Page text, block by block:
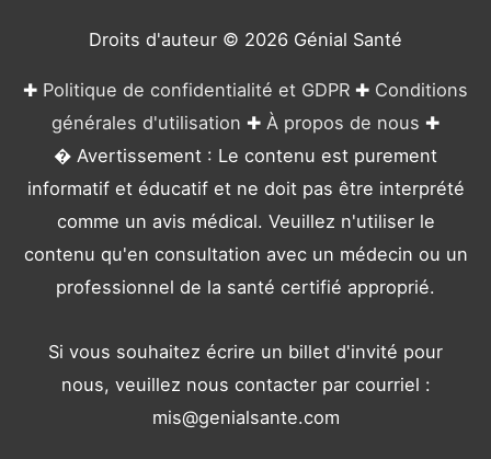
Droits d'auteur © 2026 Génial Santé
✚ Politique de confidentialité et GDPR ✚ Conditions
générales d'utilisation ✚ À propos de nous ✚
� Avertissement : Le contenu est purement
informatif et éducatif et ne doit pas être interprété
comme un avis médical. Veuillez n'utiliser le
contenu qu'en consultation avec un médecin ou un
professionnel de la santé certifié approprié.
Si vous souhaitez écrire un billet d'invité pour
nous, veuillez nous contacter par courriel :
mis@genialsante.com